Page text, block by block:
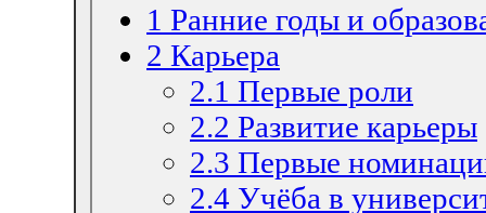
1 Ранние годы и
2 Карьера
2.1 Первые роли
2.2 Развитие карьеры
2.3 Первые
2.4 Учёба в